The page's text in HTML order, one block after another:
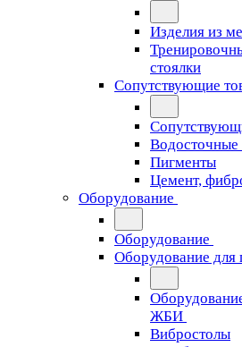
Изделия из
стоялки
Сопутствующие
Водосточные
Пигменты
Цемент,
Оборудование
Оборудование
Оборудование
ЖБИ
Вибростолы